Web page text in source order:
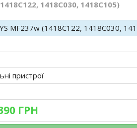
1418C030, 1418C105)
MF237w (1418C122, 1418C030,
пристрої
ГРН